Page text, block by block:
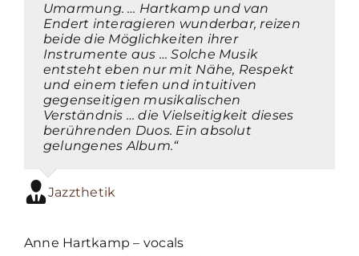
Umarmung. … Hartkamp und van
Endert interagieren wunderbar, reizen
beide die Möglichkeiten ihrer
Instrumente aus … Solche Musik
entsteht eben nur mit Nähe, Respekt
und einem tiefen und intuitiven
gegenseitigen musikalischen
Verständnis … die Vielseitigkeit dieses
berührenden Duos. Ein absolut
gelungenes Album.“
Jazzthetik
Anne Hartkamp – vocals